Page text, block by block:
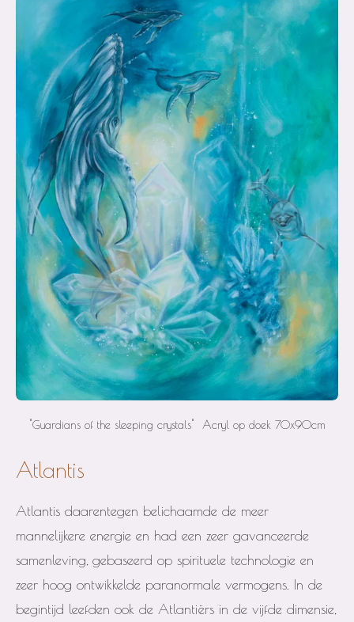
"Guardians of the sleeping crystals" Acryl op doek 70x90cm
Atlantis
Atlantis daarentegen belichaamde de meer
mannelijkere energie en had een zeer gavanceerde
samenleving, gebaseerd op spirituele technologie en
zeer hoog ontwikkelde paranormale vermogens. In de
begintijd leefden ook de Atlantiërs in de vijfde dimensie,